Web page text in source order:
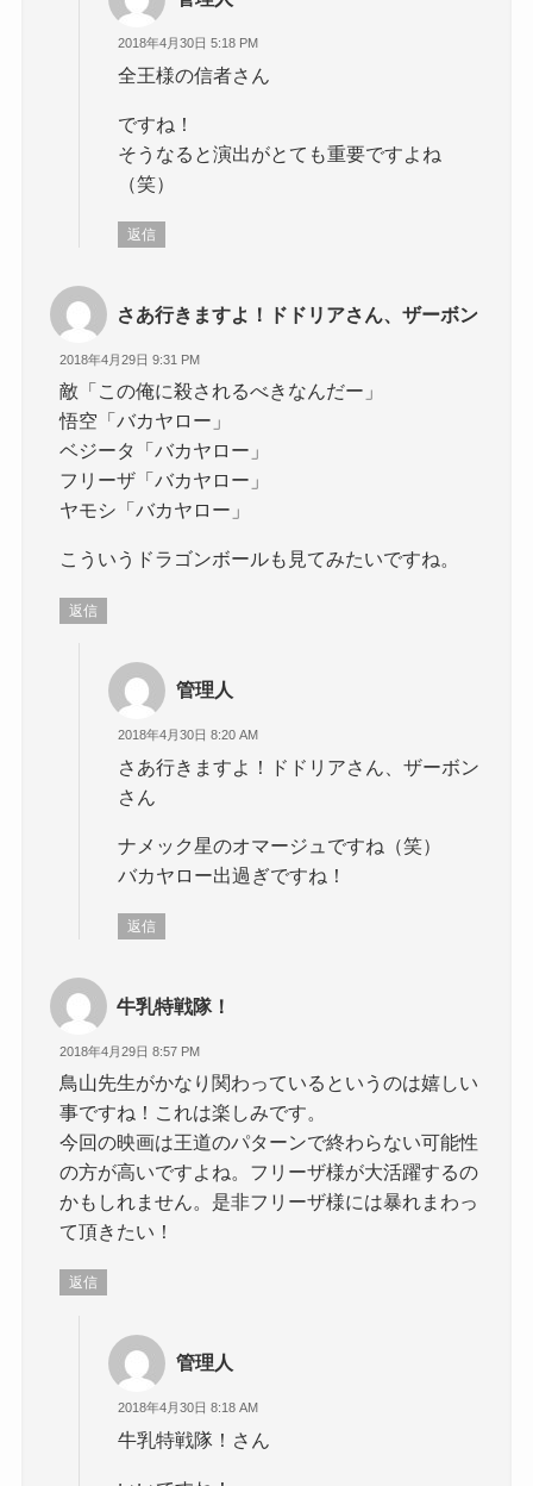
2018年4月30日 5:18 PM
全王様の信者さん
ですね！
そうなると演出がとても重要ですよね
（笑）
返信
さあ行きますよ！ドドリアさん、ザーボン
2018年4月29日 9:31 PM
敵「この俺に殺されるべきなんだー」
悟空「バカヤロー」
ベジータ「バカヤロー」
フリーザ「バカヤロー」
ヤモシ「バカヤロー」
こういうドラゴンボールも見てみたいですね。
返信
管理人
2018年4月30日 8:20 AM
さあ行きますよ！ドドリアさん、ザーボン
さん
ナメック星のオマージュですね（笑）
バカヤロー出過ぎですね！
返信
牛乳特戦隊！
2018年4月29日 8:57 PM
鳥山先生がかなり関わっているというのは嬉しい
事ですね！これは楽しみです。
今回の映画は王道のパターンで終わらない可能性
の方が高いですよね。フリーザ様が大活躍するの
かもしれません。是非フリーザ様には暴れまわっ
て頂きたい！
返信
管理人
2018年4月30日 8:18 AM
牛乳特戦隊！さん